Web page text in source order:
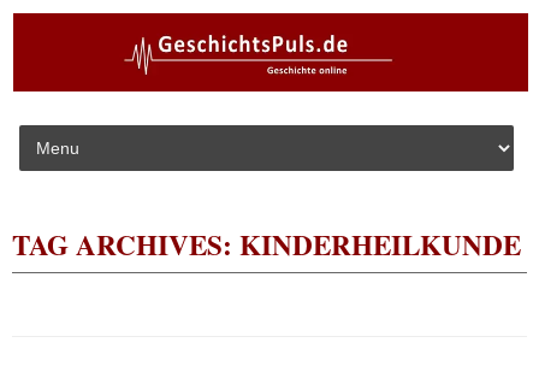
Skip to content
TAG ARCHIVES: KINDERHEILKUNDE